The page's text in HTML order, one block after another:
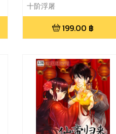
十阶浮屠
199.00 ฿